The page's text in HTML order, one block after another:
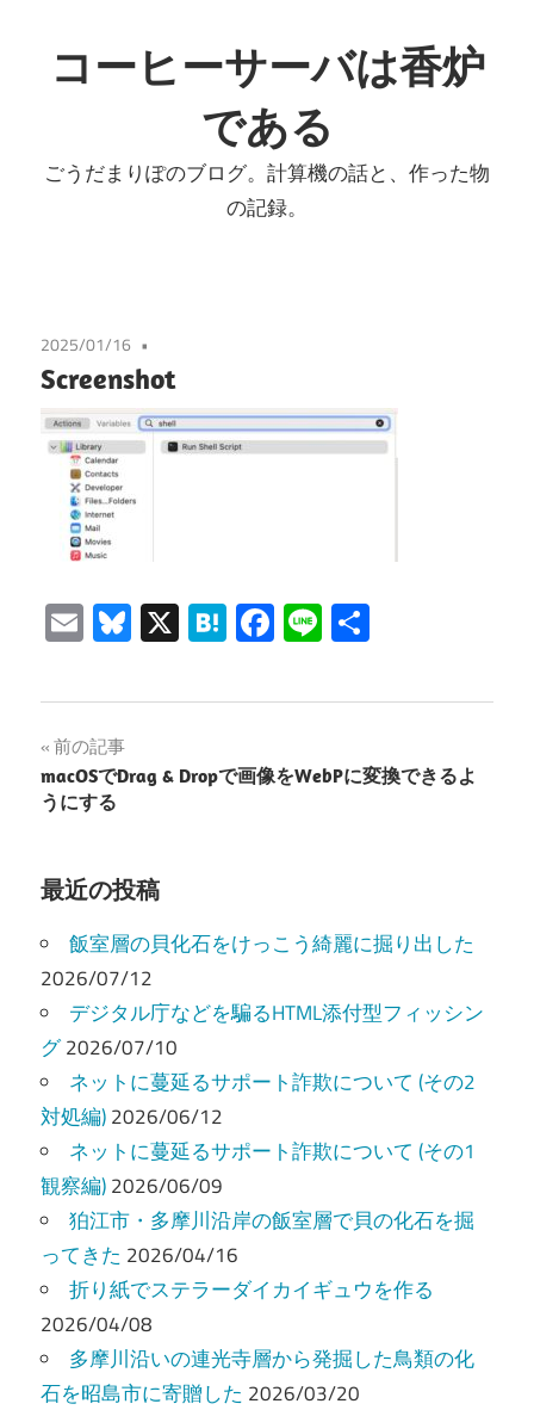
ン
テ
へ
コーヒーサーバは香炉
である
ごうだまりぽのブログ。計算機の話と、作った物
の記録。
2025/01/16
Screenshot
EmailBluesky
X Hatena
Facebook
Line
投
稿
ビ
ゲ
ー
シ
ョ
ン
前の記事
macOSでDrag & Dropで画像をWebPに変換できるよ
うにする
最近の投稿
飯室層の貝化石をけっこう綺麗に掘り出した
2026/07/12
デジタル庁などを騙るHTML添付型フィッシン
グ2026/07/10
ネットに蔓延るサポート詐欺について (その2
対処編)2026/06/12
ネットに蔓延るサポート詐欺について (その1
観察編)2026/06/09
狛江市・多摩川沿岸の飯室層で貝の化石を掘
ってきた 2026/04/16
折り紙でステラーダイカイギュウを作る
2026/04/08
多摩川沿いの連光寺層から発掘した鳥類の化
石を昭島市に寄贈した 2026/03/20